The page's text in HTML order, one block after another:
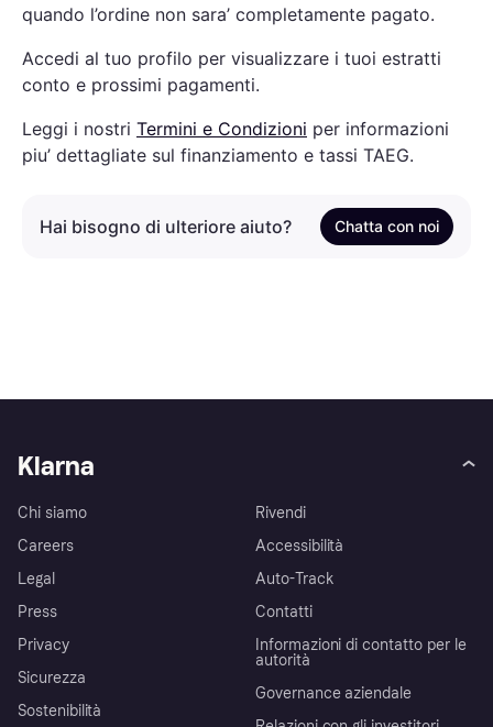
quando l’ordine non sara’ completamente pagato.
Accedi al tuo profilo per visualizzare i tuoi estratti
conto e prossimi pagamenti.
Leggi i nostri Termini e Condizioni per informazioni
piu’ dettagliate sul finanziamento e tassi TAEG.
Hai bisogno di ulteriore aiuto? Chatta con noi
Klarna
Chi siamo
Careers
Legal
Press
Privacy
Sicurezza
Sostenibilità
Rivendi
Accessibilità
Auto-Track
Contatti
Informazioni di contatto per le
autorità
Governance aziendale